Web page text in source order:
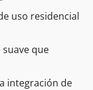
uso residencial
que
integración de